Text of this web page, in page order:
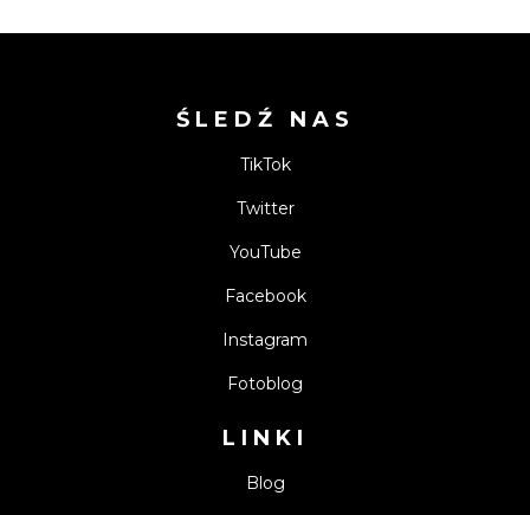
ŚLEDŹ NAS
TikTok
Twitter
YouTube
Facebook
Instagram
Fotoblog
LINKI
Blog